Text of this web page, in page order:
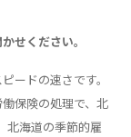
せください。
ードの速さです。
保険の処理で、北
北海道の季節的雇